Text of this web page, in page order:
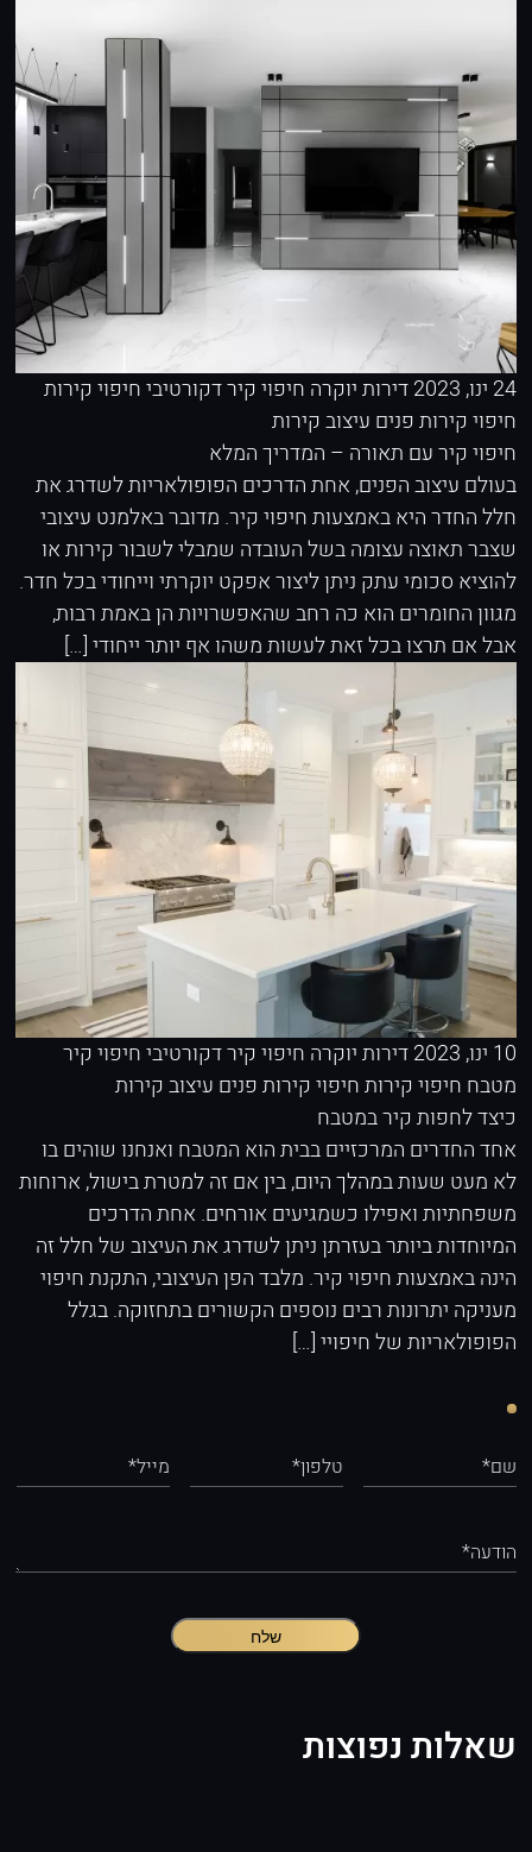
24 ינו, 2023 דירות יוקרה חיפוי קיר דקורטיביחיפוי קירות
חיפוי קירות פנים עיצוב קירות
חיפוי קיר עם תאורה – המדריך המלא
בעולם עיצוב הפנים, אחת הדרכים הפופולאריות לשדרג את
חלל החדר היא באמצעות חיפוי קיר. מדובר באלמנט עיצובי
שצבר תאוצה עצומה בשל העובדה שמבלי לשבור קירות או
להוציא סכומי עתק ניתן ליצור אפקט יוקרתי וייחודי בכל חדר.
מגוון החומרים הוא כה רחב שהאפשרויות הן באמת רבות,
אבל אם תרצו בכל זאת לעשות משהו אף יותר ייחודי […]
10 ינו, 2023 דירות יוקרה חיפוי קיר דקורטיביחיפוי קיר
מטבח חיפוי קירותחיפוי קירות פנים עיצוב קירות
כיצד לחפות קיר במטבח
אחד החדרים המרכזיים בבית הוא המטבח ואנחנו שוהים בו
לא מעט שעות במהלך היום, בין אם זה למטרת בישול, ארוחות
משפחתיות ואפילו כשמגיעים אורחים. אחת הדרכים
המיוחדות ביותר בעזרתן ניתן לשדרג את העיצוב של חלל זה
הינה באמצעות חיפוי קיר. מלבד הפן העיצובי, התקנת חיפוי
מעניקה יתרונות רבים נוספים הקשורים בתחזוקה. בגלל
הפופולאריות של חיפויי […]
שם* טלפון* מייל*
הודעה*
שלח
שאלות נפוצות